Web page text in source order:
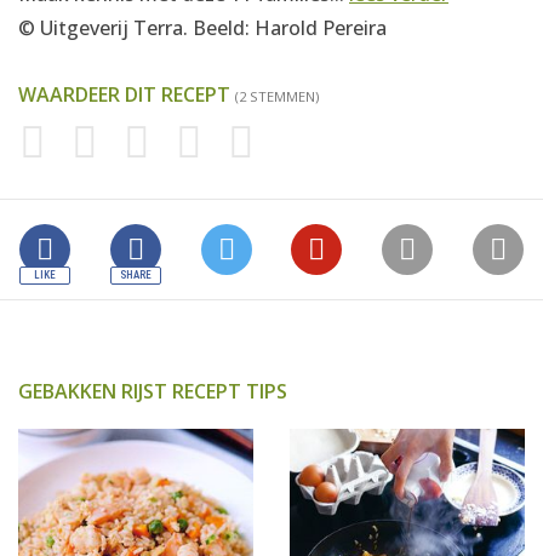
© Uitgeverij Terra. Beeld: Harold Pereira
WAARDEER DIT RECEPT (2 STEMMEN)
GEBAKKEN RIJST RECEPT TIPS